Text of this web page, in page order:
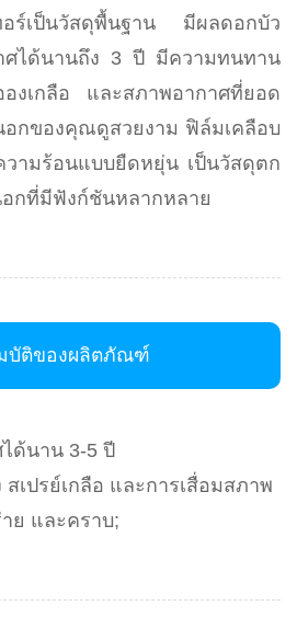
อร์เป็นวัสดุพื้นฐาน มีผลดอกบัว
ศได้นานถึง 3 ปี มีความทนทาน
งเกลือ และสภาพอากาศที่ยอด
อกของคุณดูสวยงาม ฟิล์มเคลือบ
ามร้อนแบบยืดหยุ่น เป็นวัสดุตก
กที่มีฟังก์ชันหลากหลาย
บัติของผลิตภัณฑ์
ด้นาน 3-5 ปี
เปรย์เกลือ และการเสื่อมสภาพ
ย และคราบ;